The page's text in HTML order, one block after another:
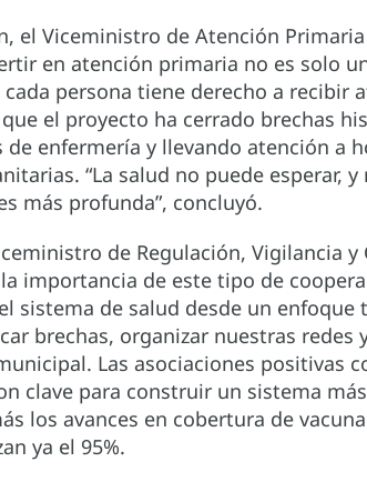
el Viceministro de Atención Primaria
en atención primaria no es solo
persona tiene derecho a recibir
que el proyecto ha cerrado brechas
de enfermería y llevando atención a
“La salud no puede esperar,
más profunda”, concluyó.
de Regulación, Vigilancia y
importancia de este tipo de
sistema de salud desde un enfoque
brechas, organizar nuestras redes
Las asociaciones positivas
clave para construir un sistema
los avances en cobertura de
ya el 95%.